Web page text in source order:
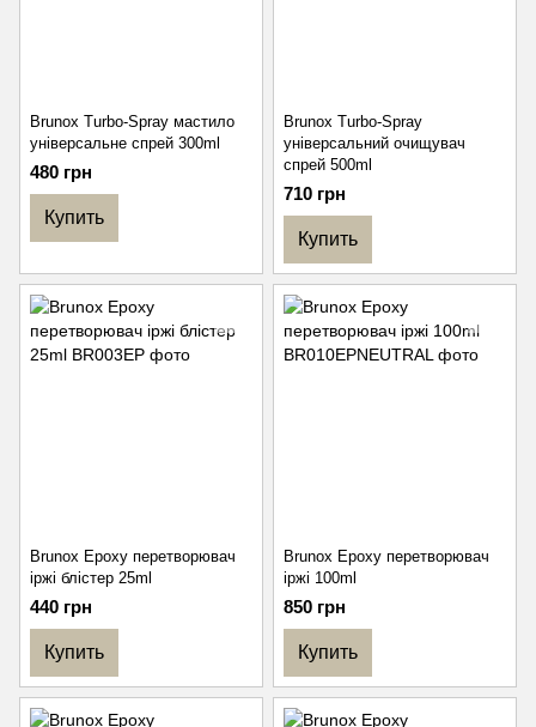
Brunox Turbo-Spray мастило
універсальне спрей 300ml
480 грн
Купить
Brunox Turbo-Spray
універсальний очищувач
спрей 500ml
710 грн
Купить
Brunox Epoxy перетворювач
іржі блістер 25ml
440 грн
Купить
Brunox Epoxy перетворювач
іржі 100ml
850 грн
Купить